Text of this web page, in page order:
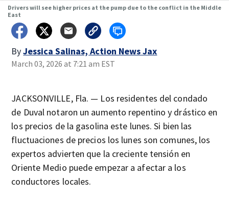
Drivers will see higher prices at the pump due to the conflict in the Middle
East
ByJessica Salinas, Action News Jax
March 03, 2026 at 7:21 am EST
JACKSONVILLE, Fla. — Los residentes del condado
de Duval notaron un aumento repentino y drástico en
los precios de la gasolina este lunes. Si bien las
fluctuaciones de precios los lunes son comunes, los
expertos advierten que la creciente tensión en
Oriente Medio puede empezar a afectar a los
conductores locales.